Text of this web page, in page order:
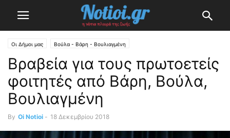
Οι Δήμοι μας Βούλα - Βάρη - Βουλιαγμένη
Βραβεία για τους πρωτοετείς
φοιτητές από Βάρη, Βούλα,
Βουλιαγμένη
By Oi Notioi - 18 Δεκεμβρίου 2018